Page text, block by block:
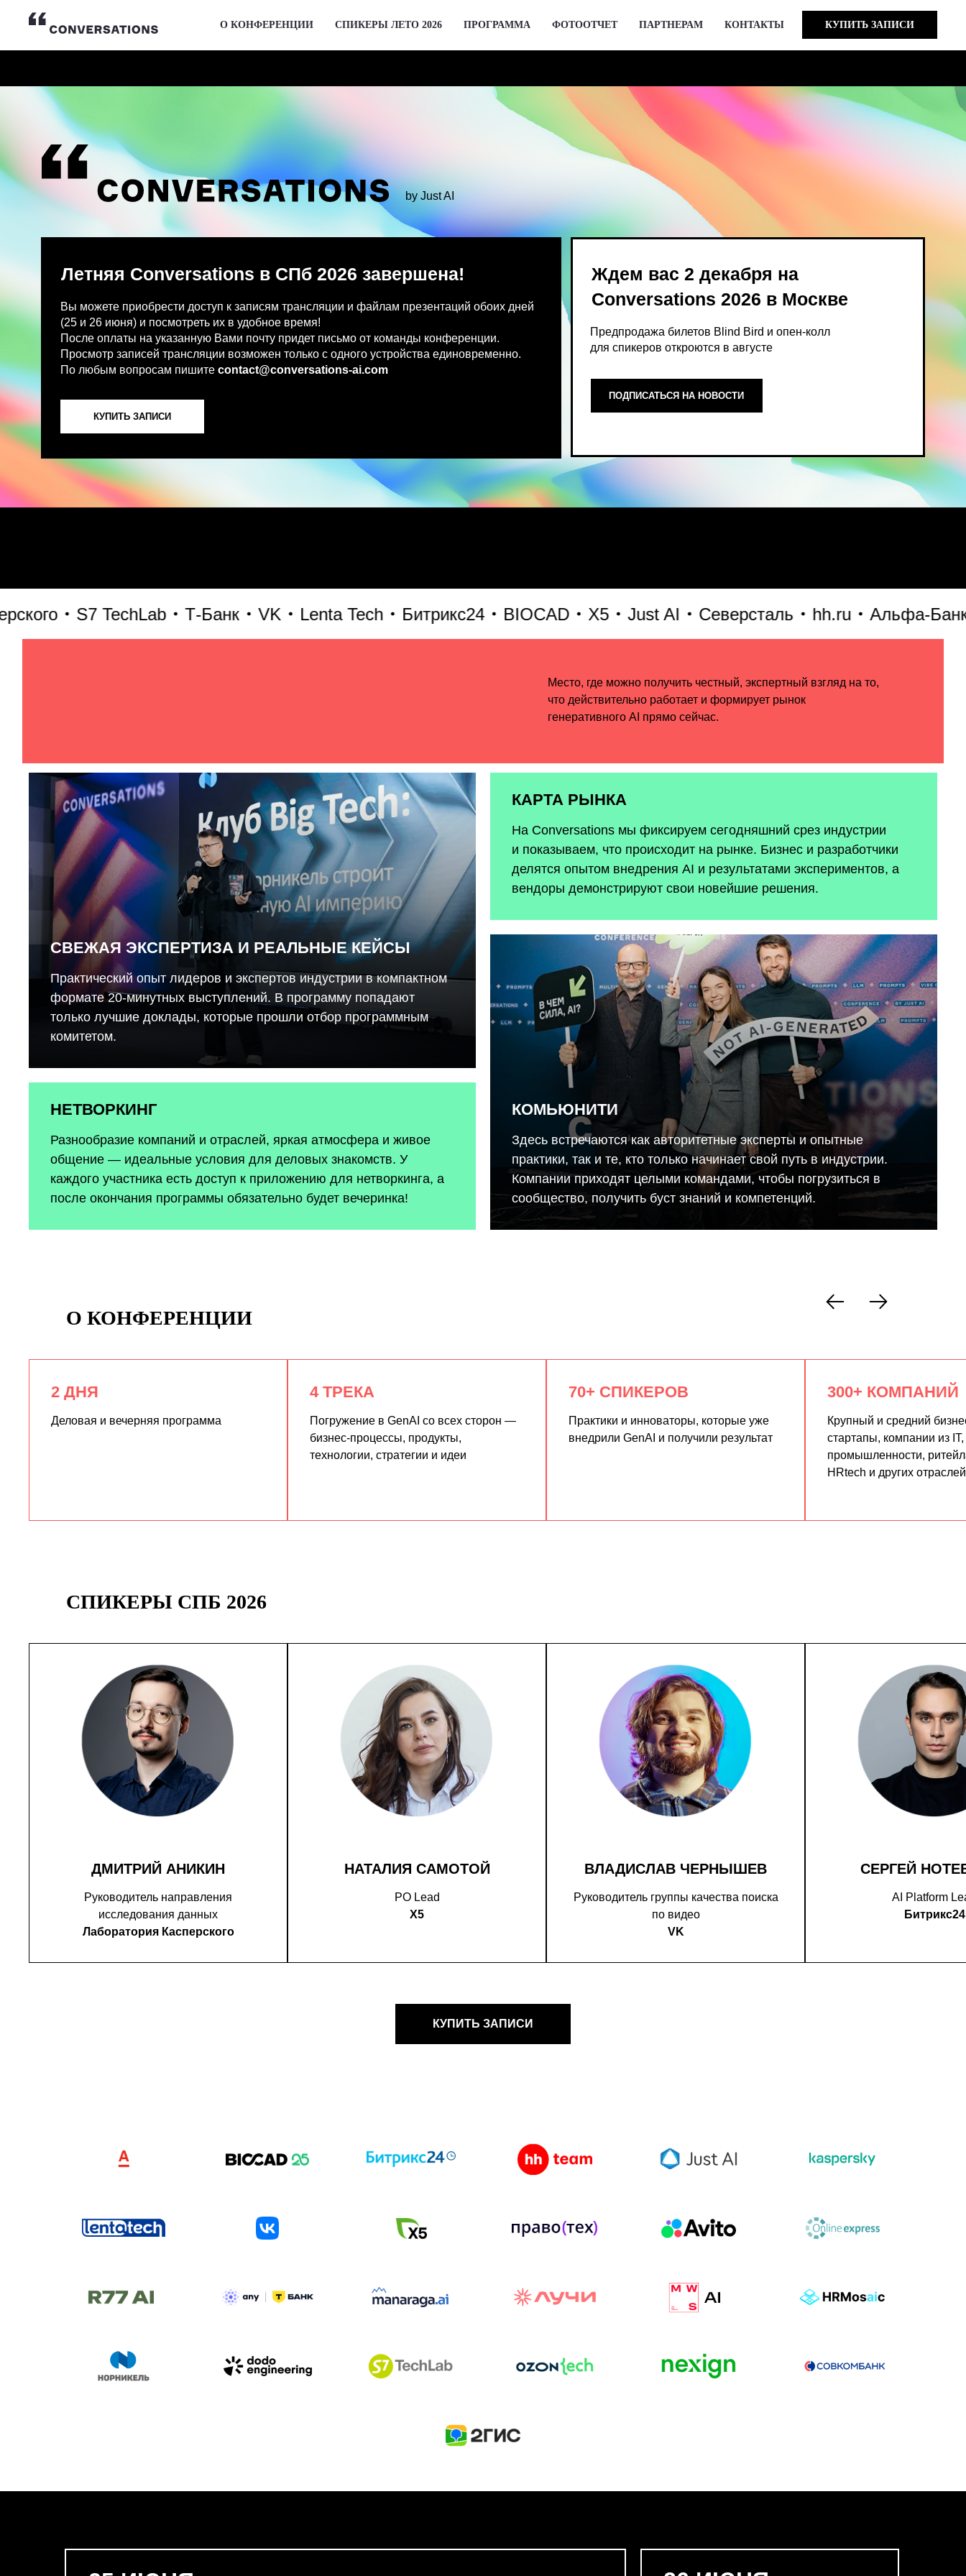
О КОНФЕРЕНЦИИ СПИКЕРЫ ЛЕТО 2026 ПРОГРАММА ФОТООТЧЕТ ПАРТНЕРАМ КОНТАКТЫ КУПИТЬ ЗАПИСИ
by Just AI
Вы можете приобрести доступ к записям трансляции и файлам презентаций обоих дней
После оплаты на указанную Вами почту придет письмо от команды конференции.
Просмотр записей трансляции возможен только с одного устройства единовременно.
По любым вопросам пишите
contact@conversations-ai.co
Предпродажа билетов Blind Bird и опен-колл
для спикеров откроются в августе
Ждем вас 2 декабря на
Conversations 2026 в Москве
КУПИТЬ ЗАПИСИ
ПОДПИСАТЬСЯ НА НОВОСТИ
S7 TechLab Т-Банк VK Lenta Tech Битрикс24 BIOCAD X5 Just AI Северсталь hh.ru Альфа-Банк
Место, где можно получить честный, экспертный взгляд на то,
генеративного AI прямо сейчас.
СВЕЖАЯ ЭКСПЕРТИЗА И РЕАЛЬНЫЕ КЕЙСЫ
Практический опыт лидеров и экспертов индустрии в компактном
формате 20-минутных выступлений. В программу попадают
только лучшие доклады, которые прошли отбор программным
комитетом.
НЕТВОРКИНГ
Разнообразие компаний и отраслей, яркая атмосфера и живое
общение — идеальные условия для деловых знакомств. У
каждого участника есть доступ к приложению для нетворкинга, а
после окончания программы обязательно будет вечеринка!
КАРТА РЫНКА
На Conversations мы фиксируем сегодняшний срез индустрии
и показываем, что происходит на рынке. Бизнес и разработчики
делятся опытом внедрения AI и результатами экспериментов, а
вендоры демонстрируют свои новейшие решения.
КОМЬЮНИТИ
Здесь встречаются как авторитетные эксперты и опытные
практики, так и те, кто только начинает свой путь в индустрии.
Компании приходят целыми командами, чтобы погрузиться в
сообщество, получить буст знаний и компетенций.
О КОНФЕРЕНЦИИ
2 ДНЯ
Деловая и вечерняя программа
4 ТРЕКА
Погружение в GenAI со всех сторон —
бизнес-процессы, продукты,
технологии, стратегии и идеи
70+ СПИКЕРОВ
Практики и инноваторы, которые уже
внедрили GenAI и получили результат
300+ КОМПАНИЙ
Крупный и средний
стартапы, компании из
промышленности,
HRtech и других отраслей
СПИКЕРЫ СПБ 2026
ДМИТРИЙ АНИКИН
Руководитель направления
исследования данных
Лаборатория Касперского
НАТАЛИЯ САМОТОЙ
PO Lead
X5
ВЛАДИСЛАВ ЧЕРНЫШЕВ
Руководитель группы качества поиска
по видео
VK
СЕРГЕЙ
AI Platform
Битрикс24
КУПИТЬ ЗАПИСИ